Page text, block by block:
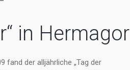
in Hermagor
fand der alljährliche „Tag der